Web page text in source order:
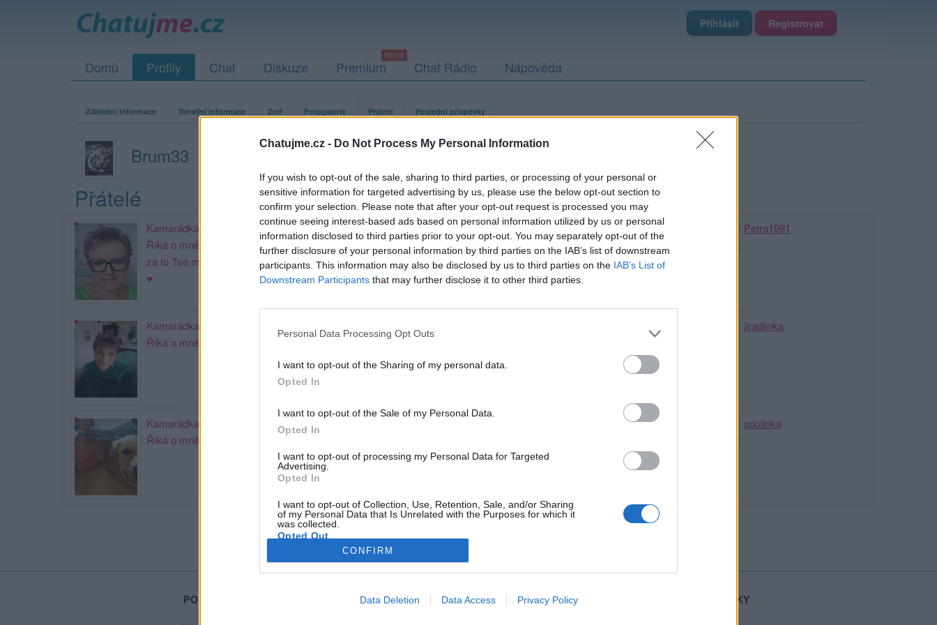
Chatujme.cz - Do Not Process My Personal Information
If you wish to opt-out of the sale, sharing to third parties, or processing of your personal or
sensitive information for targeted advertising by us, please use the below opt-out section to
confirm your selection. Please note that after your opt-out request is processed you may
continue seeing interest-based ads based on personal information utilized by us or personal
information disclosed to third parties prior to your opt-out. You may separately opt-out of the
further disclosure of your personal information by third parties on the IAB’s list of downstream
participants. This information may also be disclosed by us to third parties on the IAB’s List of
Downstream Participants that may further disclose it to other third parties.
Personal Data Processing Opt Outs
I want to opt-out of the Sharing of my personal data.
Opted In
I want to opt-out of the Sale of my Personal Data.
Opted In
I want to opt-out of processing my Personal Data for Targeted
Advertising.
Opted In
I want to opt-out of Collection, Use, Retention, Sale, and/or Sharing
of my Personal Data that Is Unrelated with the Purposes for which it
was collected.
Opted Out
CONFIRM
Data Deletion Data Access Privacy Policy
Přihlásit Registrovat
Domů Profily Chat Diskuze Premium Chat Rádio Nápověda
Základní informace Detailní informace Zeď Fotogalerie Přátelé Poslední příspěvky
Brum33
Přátelé
Kamarádka:
Říká o mně: ♥ Přátelství je dar ,
za to Tvé moc děkuji ...MTMMR
♥
Kamarádka:zabicka
Říká o mně:
Kamarádka: Petra1981
Říká o mně:
Kamarádka:
Říká o mně:
Kamarádka: jiradlinka
Říká o mně:
Kamarádka:
Říká o mně:
Kamarádka: Kamarádka: spulinka
Říká o mně:
PORTÁL PODMÍNKY A BEZPEČNOST KOMUNITA STATISTIKY